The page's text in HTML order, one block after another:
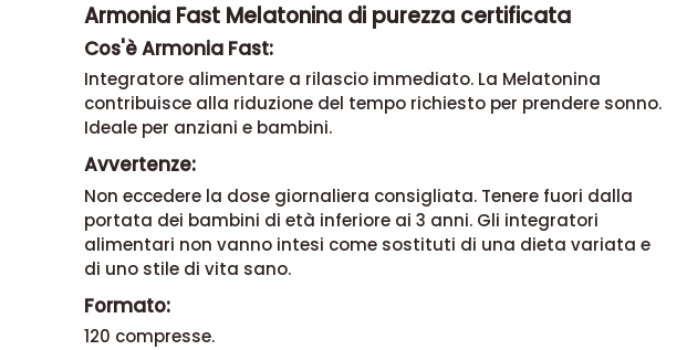
Armonia Fast Melatonina di purezza certificata
Cos'è Armonia Fast:
Integratore alimentare a rilascio immediato. La Melatonina
contribuisce alla riduzione del tempo richiesto per prendere sonno.
Ideale per anziani e bambini.
Avvertenze:
Non eccedere la dose giornaliera consigliata. Tenere fuori dalla
portata dei bambini di età inferiore ai 3 anni. Gli integratori
alimentari non vanno intesi come sostituti di una dieta variata e
di uno stile di vita sano.
Formato:
120 compresse.